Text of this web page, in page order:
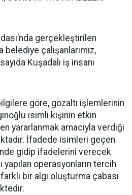
gerçekleştirilen
çalışanlarımız,
Kuşadalı iş insanı
göre, gözaltı işlemlerinin
isimli kişinin etkin
yararlanmak amacıyla verdiği
İfadede isimleri geçen
gidip ifadelerini verecek
yapılan operasyonların tercih
bir algı oluşturma çabası